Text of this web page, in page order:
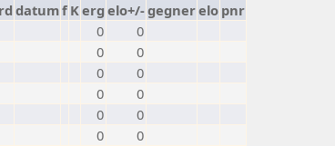
rd datumf Kerg elo+/-gegnerelo pnr
0
0
0
0
0
0
0
0
0
0
0
0